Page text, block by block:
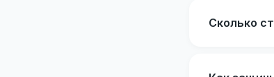
Сколько